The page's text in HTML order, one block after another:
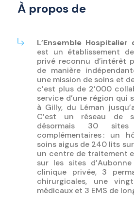
À propos de
L’Ensemble Hospitalier
est un établissement
privé reconnu d’intérêt
de manière
une mission de soins et
c’est plus de 2’000
service d’une région qui
à Gilly, du Léman
C’est un réseau de
désormais 30
complémentaires : un
soins aigus de 240 lits
un centre de traitement
sur les sites
clinique privée, 3
chirurgicales, une
médicaux et 3 EMS de